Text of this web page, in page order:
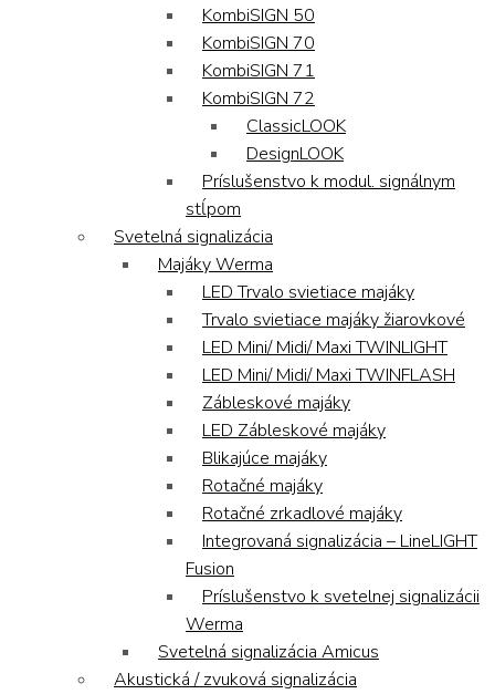
KombiSIGN 50
KombiSIGN 70
KombiSIGN 71
KombiSIGN 72
ClassicLOOK
DesignLOOK
Príslušenstvo k modul. signálnym
stĺpom
Svetelná signalizácia
Majáky Werma
LED Trvalo svietiace majáky
Trvalo svietiace majáky žiarovkové
LED Mini/ Midi/ Maxi TWINLIGHT
LED Mini/ Midi/ Maxi TWINFLASH
Zábleskové majáky
LED Zábleskové majáky
Blikajúce majáky
Rotačné majáky
Rotačné zrkadlové majáky
Integrovaná signalizácia – LineLIGHT
Fusion
Príslušenstvo k svetelnej signalizácii
Werma
Svetelná signalizácia Amicus
Akustická / zvuková signalizácia